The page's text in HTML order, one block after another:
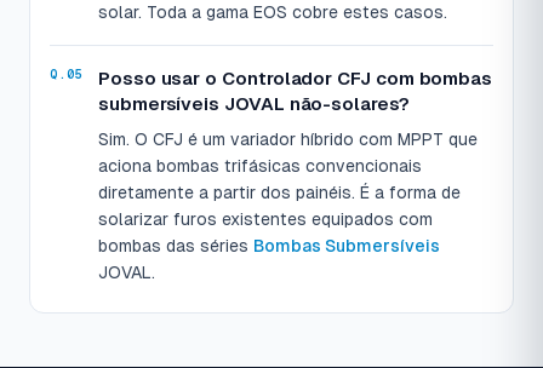
solar. Toda a gama EOS cobre estes casos.
Posso usar o Controlador CFJ com bombas
submersíveis JOVAL não-solares?
Sim. O CFJ é um variador híbrido com MPPT que
aciona bombas trifásicas convencionais
diretamente a partir dos painéis. É a forma de
solarizar furos existentes equipados com
bombas das séries Bombas Submersíveis
JOVAL.